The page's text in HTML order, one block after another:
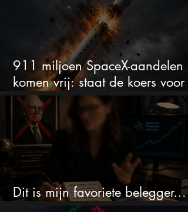
911 miljoen SpaceX-aandelen
komen vrij: staat de koers voor
een nieuwe crash?
Dit is mijn favoriete belegger…
en het is niet Warren Buffett